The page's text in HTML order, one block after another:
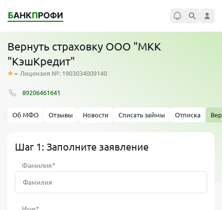
Вернуть страховку ООО "МКК
"КэшКредит"
– Лицензия №: 1903034009140
89206461641
Об МФО Отзывы Новости Списать займы Отписка
Шаг 1: Заполните заявление
Фамилия*